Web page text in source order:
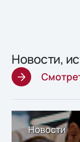
Новости,
Новости